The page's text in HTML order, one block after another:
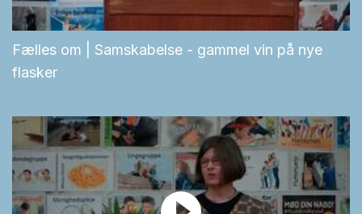
Fælles om | Samskabelse - gammel vin på nye
flasker